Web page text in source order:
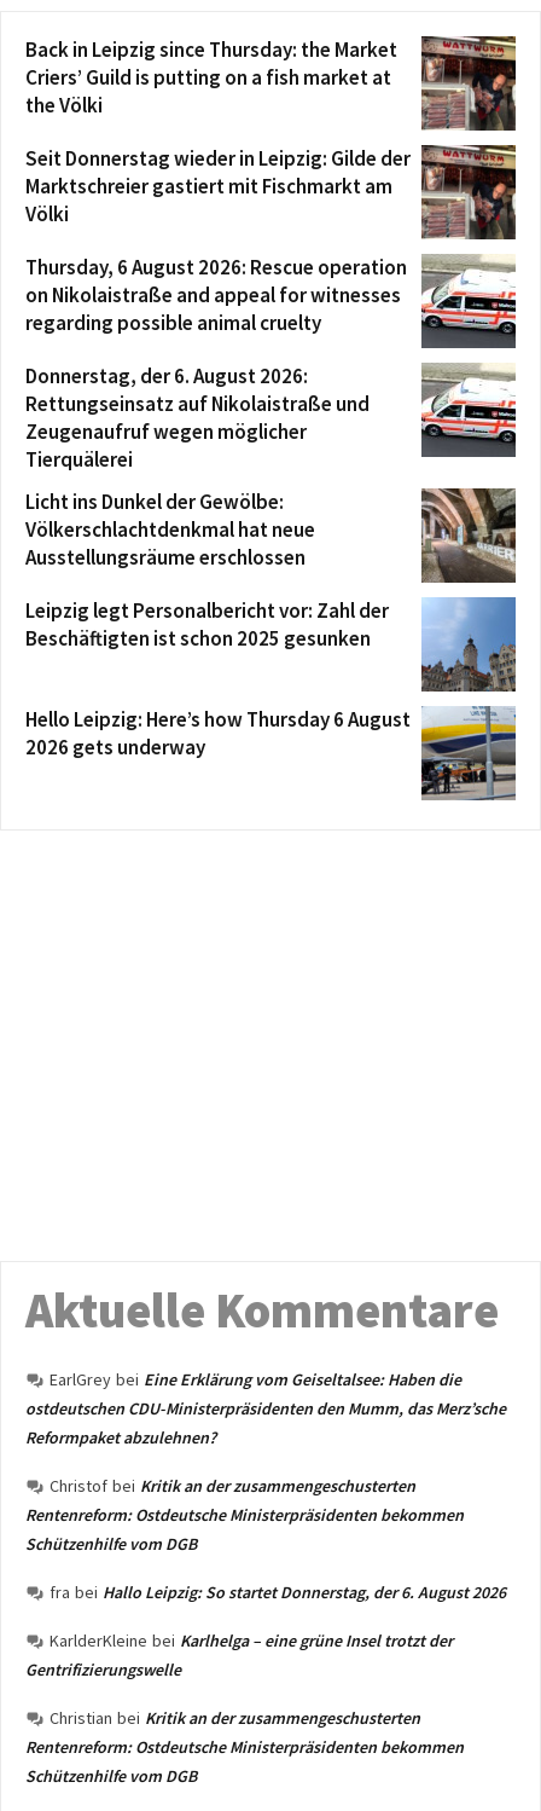
Back in Leipzig since Thursday: the Market
Criers’ Guild is putting on a fish market at
the Völki
Seit Donnerstag wieder in Leipzig: Gilde der
Marktschreier gastiert mit Fischmarkt am
Völki
Thursday, 6 August 2026: Rescue operation
on Nikolaistraße and appeal for witnesses
regarding possible animal cruelty
Donnerstag, der 6. August 2026:
Rettungseinsatz auf Nikolaistraße und
Zeugenaufruf wegen möglicher
Tierquälerei
Licht ins Dunkel der Gewölbe:
Völkerschlachtdenkmal hat neue
Ausstellungsräume erschlossen
Leipzig legt Personalbericht vor: Zahl der
Beschäftigten ist schon 2025 gesunken
Hello Leipzig: Here’s how Thursday 6 August
2026 gets underway
Aktuelle Kommentare
EarlGrey bei Eine Erklärung vom Geiseltalsee: Haben die
ostdeutschen CDU-Ministerpräsidenten den Mumm, das Merz’sche
Reformpaket abzulehnen?
Christof bei Kritik an der zusammengeschusterten
Rentenreform: Ostdeutsche Ministerpräsidenten bekommen
Schützenhilfe vom DGB
fra bei Hallo Leipzig: So startet Donnerstag, der 6. August 2026
KarlderKleine bei Karlhelga – eine grüne Insel trotzt der
Gentrifizierungswelle
Christian bei Kritik an der zusammengeschusterten
Rentenreform: Ostdeutsche Ministerpräsidenten bekommen
Schützenhilfe vom DGB